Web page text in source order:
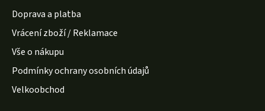
Doprava a platba
Vrácení zboží / Reklamace
Vše o nákupu
Podmínky ochrany osobních údajů
Velkoobchod